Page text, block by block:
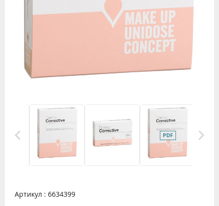
Артикул : 6634399